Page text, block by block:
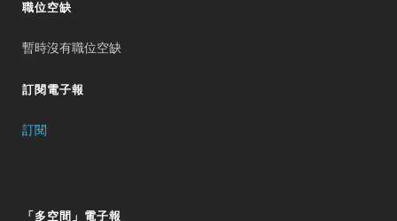
職位空缺
暫時沒有職位空缺
訂閱電子報
訂閱
「多空間」電子報